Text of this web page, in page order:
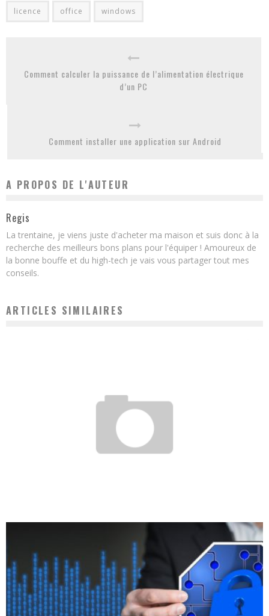
licence office windows
Comment calculer la puissance de l’alimentation électrique
d’un PC
Comment installer une application sur Android
A PROPOS DE L'AUTEUR
Regis
La trentaine, je viens juste d'acheter ma maison et suis donc à la
recherche des meilleurs bons plans pour l'équiper ! Amoureux de
la bonne bouffe et du high-tech je vais vous partager tout mes
conseils.
ARTICLES SIMILAIRES